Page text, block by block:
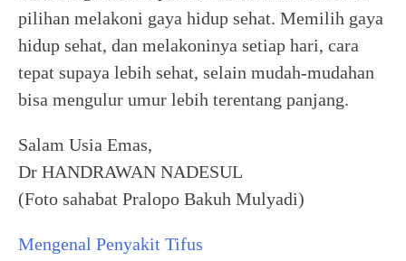
pilihan melakoni gaya hidup sehat. Memilih gaya
hidup sehat, dan melakoninya setiap hari, cara
tepat supaya lebih sehat, selain mudah-mudahan
bisa mengulur umur lebih terentang panjang.
Salam Usia Emas,
Dr HANDRAWAN NADESUL
(Foto sahabat Pralopo Bakuh Mulyadi)
Mengenal Penyakit Tifus